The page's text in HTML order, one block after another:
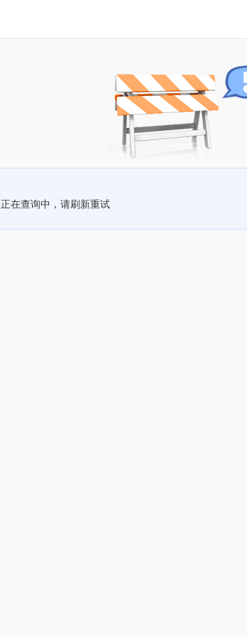
正在查询中，请刷新重试